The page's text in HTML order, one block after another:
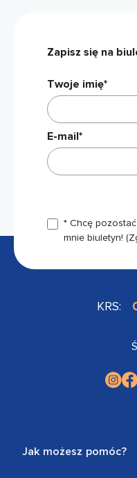
Zapisz się na
Twoje imię*
E-mail*
* Chcę
mnie biuletyn!
KRS:
Jak możesz pomóc?